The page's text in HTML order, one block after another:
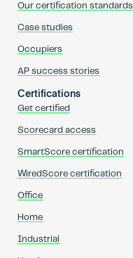
Our certification standards
Case studies
Occupiers
AP success stories
Certifications
Get certified
Scorecard access
SmartScore certification
WiredScore certification
Office
Home
Industrial